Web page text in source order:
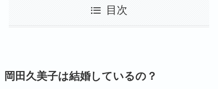
目次
岡田久美子は結婚しているの？